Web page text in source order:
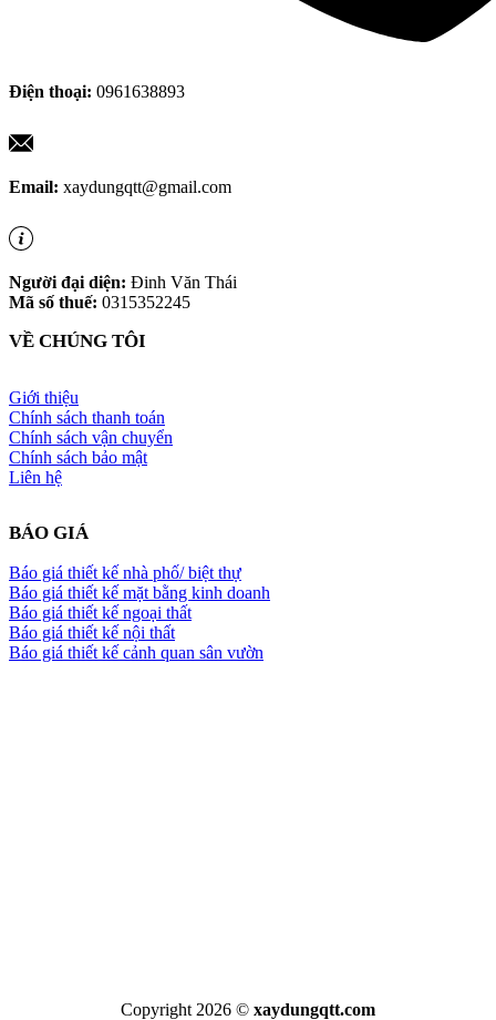
Điện thoại: 0961638893
Email: xaydungqtt@gmail.com
Người đại diện: Đinh Văn Thái
Mã số thuế: 0315352245
VỀ CHÚNG TÔI
Giới thiệu
Chính sách thanh toán
Chính sách vận chuyển
Chính sách bảo mật
Liên hệ
BÁO GIÁ
Báo giá thiết kế nhà phố/ biệt thự
Báo giá thiết kế mặt bằng kinh doanh
Báo giá thiết kế ngoại thất
Báo giá thiết kế nội thất
Báo giá thiết kế cảnh quan sân vườn
Copyright 2026 © xaydungqtt.com